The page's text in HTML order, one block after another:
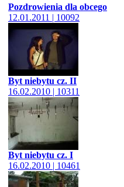
Pozdrowienia dla obcego
12.01.2011 | 10092
Byt niebytu cz. II
16.02.2010 | 10311
Byt niebytu cz. I
16.02.2010 | 10461